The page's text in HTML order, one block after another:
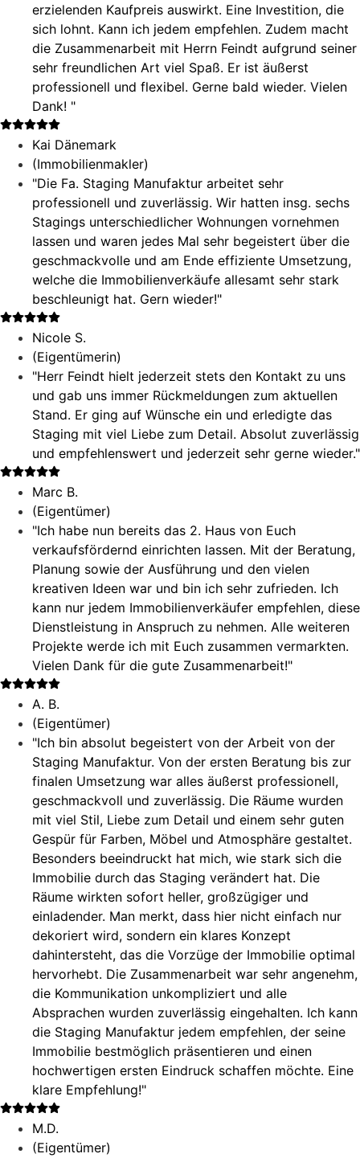
erzielenden Kaufpreis auswirkt. Eine Investition, die
sich lohnt. Kann ich jedem empfehlen. Zudem macht
die Zusammenarbeit mit Herrn Feindt aufgrund seiner
sehr freundlichen Art viel Spaß. Er ist äußerst
professionell und flexibel. Gerne bald wieder. Vielen
Dank! "
Kai Dänemark
(Immobilienmakler)
"Die Fa. Staging Manufaktur arbeitet sehr
professionell und zuverlässig. Wir hatten insg. sechs
Stagings unterschiedlicher Wohnungen vornehmen
lassen und waren jedes Mal sehr begeistert über die
geschmackvolle und am Ende effiziente Umsetzung,
welche die Immobilienverkäufe allesamt sehr stark
beschleunigt hat. Gern wieder!"
Nicole S.
(Eigentümerin)
"Herr Feindt hielt jederzeit stets den Kontakt zu uns
und gab uns immer Rückmeldungen zum aktuellen
Stand. Er ging auf Wünsche ein und erledigte das
Staging mit viel Liebe zum Detail. Absolut zuverlässig
und empfehlenswert und jederzeit sehr gerne wieder."
Marc B.
(Eigentümer)
"Ich habe nun bereits das 2. Haus von Euch
verkaufsfördernd einrichten lassen. Mit der Beratung,
Planung sowie der Ausführung und den vielen
kreativen Ideen war und bin ich sehr zufrieden. Ich
kann nur jedem Immobilienverkäufer empfehlen, diese
Dienstleistung in Anspruch zu nehmen. Alle weiteren
Projekte werde ich mit Euch zusammen vermarkten.
Vielen Dank für die gute Zusammenarbeit!"
A. B.
(Eigentümer)
"Ich bin absolut begeistert von der Arbeit von der
Staging Manufaktur. Von der ersten Beratung bis zur
finalen Umsetzung war alles äußerst professionell,
geschmackvoll und zuverlässig. Die Räume wurden
mit viel Stil, Liebe zum Detail und einem sehr guten
Gespür für Farben, Möbel und Atmosphäre gestaltet.
Besonders beeindruckt hat mich, wie stark sich die
Immobilie durch das Staging verändert hat. Die
Räume wirkten sofort heller, großzügiger und
einladender. Man merkt, dass hier nicht einfach nur
dekoriert wird, sondern ein klares Konzept
dahintersteht, das die Vorzüge der Immobilie optimal
hervorhebt. Die Zusammenarbeit war sehr angenehm,
die Kommunikation unkompliziert und alle
Absprachen wurden zuverlässig eingehalten. Ich kann
die Staging Manufaktur jedem empfehlen, der seine
Immobilie bestmöglich präsentieren und einen
hochwertigen ersten Eindruck schaffen möchte. Eine
klare Empfehlung!"
M.D.
(Eigentümer)